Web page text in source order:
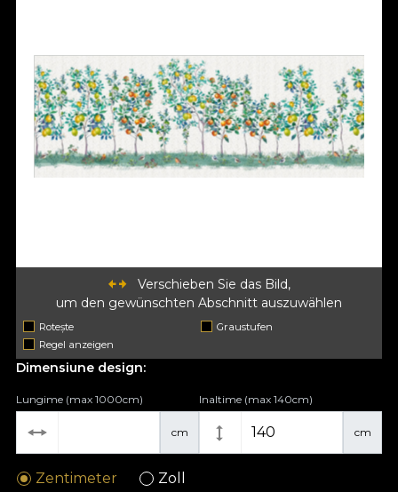
Verschieben Sie das Bild,
um den gewünschten Abschnitt auszuwählen
Rotește
Graustufen
Regel anzeigen
Dimensiune design:
cm
Lungime (max 1000cm)
cm
Inaltime (max 140cm)
Zentimeter Zoll